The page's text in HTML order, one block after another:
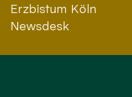
Erzbistum Köln
Newsdesk